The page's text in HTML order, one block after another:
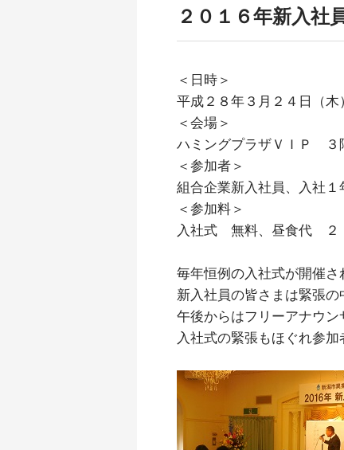
２０１６年新入社
＜日時＞
平成２８年３月２４日（木
＜会場＞
ハミングプラザＶＩＰ ３
＜参加者＞
組合企業新入社員、入社
＜参加料＞
入社式 無料、昼食代 ２
毎年恒例の入社式が開催さ
新入社員の皆さまは緊張の
午後からはフリーアナウン
入社式の緊張もほぐれ参